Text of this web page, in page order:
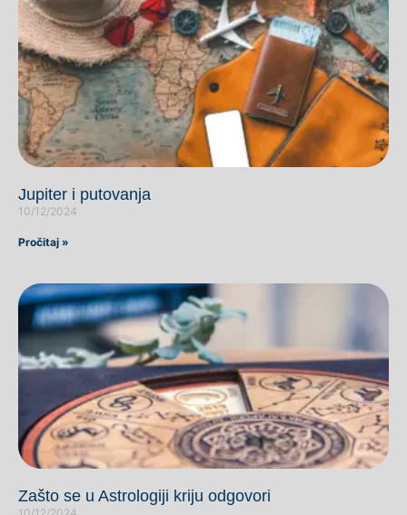
Jupiter i putovanja
10/12/2024
Pročitaj »
Zašto se u Astrologiji kriju odgovori
10/12/2024